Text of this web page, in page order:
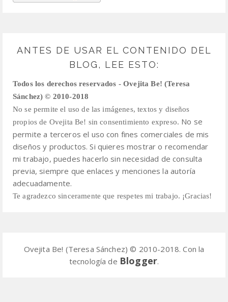
ANTES DE USAR EL CONTENIDO DEL
BLOG, LEE ESTO:
Todos los derechos reservados - Ovejita Be! (Teresa
Sánchez) © 2010-2018
No se permite el uso de las imágenes, textos y diseños
propios de Ovejita Be! sin consentimiento expreso. No se
permite a terceros el uso con fines comerciales de mis
diseños y productos.Si quieres mostrar o recomendar
mi trabajo, puedes hacerlo sin necesidad de consulta
previa, siempre que enlaces y menciones la autoría
adecuadamente.
Te agradezco sinceramente que respetes mi trabajo. ¡Gracias!
Ovejita Be! (Teresa Sánchez) © 2010-2018. Con la
tecnología de Blogger.